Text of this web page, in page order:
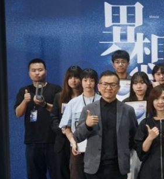
阿公推孫被撞死！女兒悲嘆：等嘸
貨車巨輪「離家出走」噴火光！驚險
酒後聊工作爆口角 2高中同學當街
台灣彩券開獎直播中 20:31
LIVE三立+24小時直播 15:27
三立iNEWS新聞台線上直播 18:00
台彩父親節推新刮刮樂千萬頭獎超「